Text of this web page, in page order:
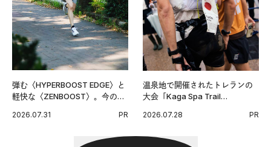
弾む〈HYPERBOOST EDGE〉と
軽快な〈ZENBOOST〉。今の時
出した新機軸。
2026.07.31 PR
温泉地で開催されたトレランの
大会「Kaga Spa Trail
戦を夢見るランナーたちの奮闘
2026.07.28 PR